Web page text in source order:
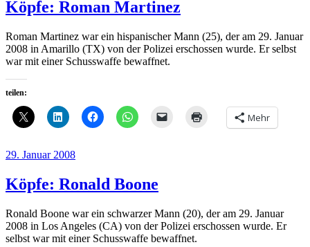
Köpfe: Roman Martinez
Roman Martinez war ein hispanischer Mann (25), der am 29. Januar
2008 in Amarillo (TX) von der Polizei erschossen wurde. Er selbst
war mit einer Schusswaffe bewaffnet.
teilen:
Mehr
Veröffentlicht
29. Januar 2008
Köpfe: Ronald Boone
Ronald Boone war ein schwarzer Mann (20), der am 29. Januar
2008 in Los Angeles (CA) von der Polizei erschossen wurde. Er
selbst war mit einer Schusswaffe bewaffnet.